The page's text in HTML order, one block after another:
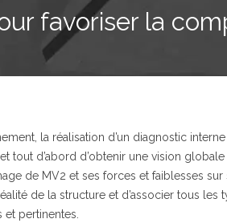
favoriser la
la réalisation d’un diagnostic
tout d’abord d’obtenir une vision
de MV2 et ses forces et faiblesses sur
de la structure et d’associer tous
pertinentes.